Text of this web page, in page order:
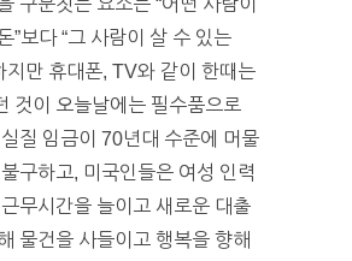
”보다 “그 사람이 살 수 있는
지만 휴대폰, TV와 같이 한때는
것이 오늘날에는 필수품으로
질 임금이 70년대 수준에 머물
구하고, 미국인들은 여성 인력
무시간을 늘이고 새로운 대출
물건을 사들이고 행복을 향해